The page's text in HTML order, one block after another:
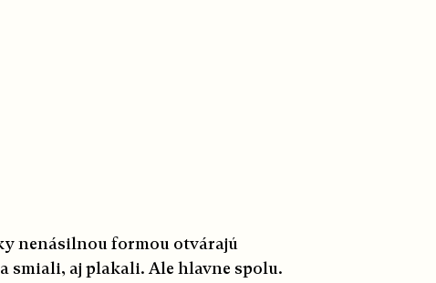
nenásilnou formou otvárajú
smiali, aj plakali. Ale hlavne spolu.